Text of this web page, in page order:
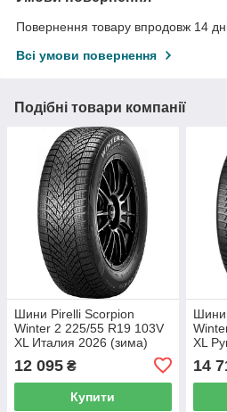
Повернення товару впродовж 14
Всі умови повернення
Подібні товари компанії
Шини Pirelli Scorpion
Winter 2 225/55 R19 103V
XL Италия 2026 (зима)
12 095 ₴
Купити
Шини
XL
14